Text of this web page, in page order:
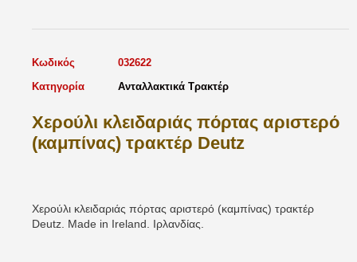
Κωδικός
032622
Κατηγορία
Ανταλλακτικά Τρακτέρ
Χερούλι κλειδαριάς πόρτας αριστερό
(καμπίνας) τρακτέρ Deutz
Χερούλι κλειδαριάς πόρτας αριστερό (καμπίνας) τρακτέρ
Deutz. Made in Ireland. Ιρλανδίας.